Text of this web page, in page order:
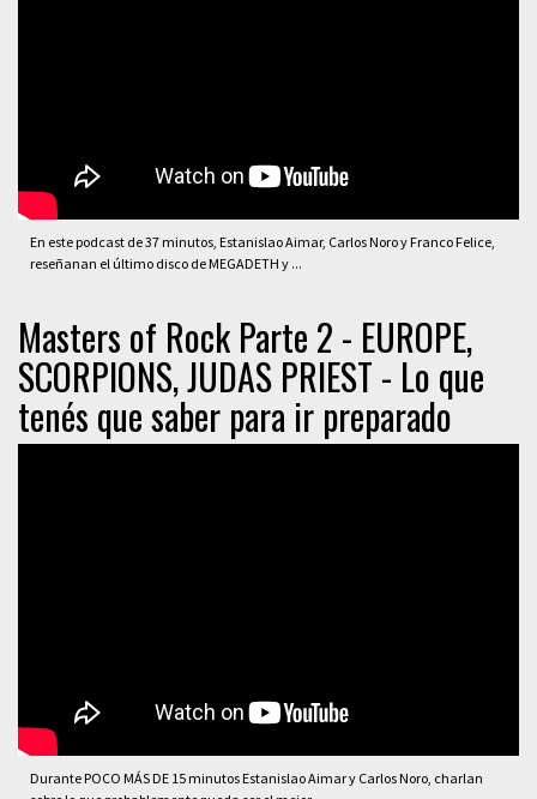
En este podcast de 37 minutos, Estanislao Aimar, Carlos Noro y Franco Felice,
reseñanan el último disco de MEGADETH y ...
Masters of Rock Parte 2 - EUROPE,
SCORPIONS, JUDAS PRIEST - Lo que
tenés que saber para ir preparado
Durante POCO MÁS DE 15 minutos Estanislao Aimar y Carlos Noro, charlan